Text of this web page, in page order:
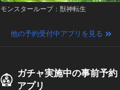
モンスターループ：獣神転生
他の予約受付中アプリを見る
ガチャ実施中の事前予約
アプリ